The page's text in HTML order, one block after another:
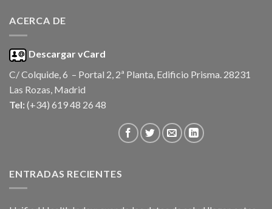
e
f
o
n
o
o
l
a
ACERCA DE
Descargar vCard
C/ Colquide, 6 – Portal 2, 2ª Planta, Edificio Prisma. 28231
Las Rozas, Madrid
Tel: (+34) 619 48 26 48
ENTRADAS RECIENTES